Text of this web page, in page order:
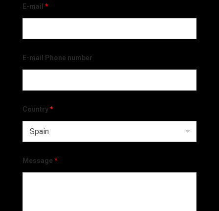
E-mail *
E-mail Phone number
Country*
Message *